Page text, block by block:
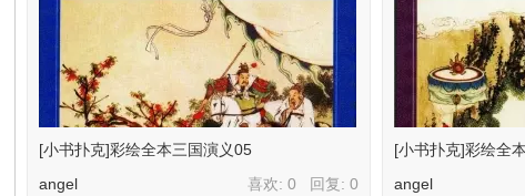
[小书扑克]彩绘全本三国演义05
喜欢: 0 回复:0
angel
[小书扑克]彩绘全
angel